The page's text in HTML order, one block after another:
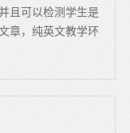
且可以检测学生是
章，纯英文教学环